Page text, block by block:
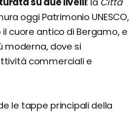
oggi Patrimonio UNESCO,
cuore antico di Bergamo, e
moderna, dove si
commerciali e
le tappe principali della